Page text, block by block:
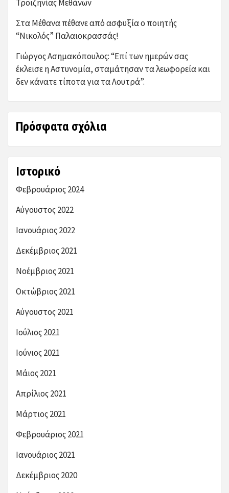
Τροιζηνίας Μεθάνων
Στα Μέθανα πέθανε από ασφυξία ο ποιητής
“Νικολός” Παλαιοκρασσάς!
Γιώργος Ασημακόπουλος: “Επί των ημερών σας
έκλεισε η Αστυνομία, σταμάτησαν τα λεωφορεία και
δεν κάνατε τίποτα για τα Λουτρά”.
Πρόσφατα σχόλια
Ιστορικό
Φεβρουάριος 2024
Αύγουστος 2022
Ιανουάριος 2022
Δεκέμβριος 2021
Νοέμβριος 2021
Οκτώβριος 2021
Αύγουστος 2021
Ιούλιος 2021
Ιούνιος 2021
Μάιος 2021
Απρίλιος 2021
Μάρτιος 2021
Φεβρουάριος 2021
Ιανουάριος 2021
Δεκέμβριος 2020